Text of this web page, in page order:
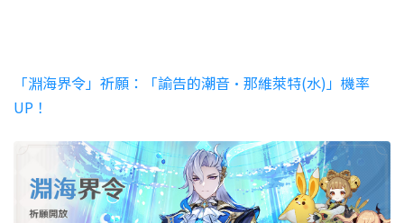
「淵海界令」祈願：「諭告的潮音·那維萊特(水)」機率
UP！